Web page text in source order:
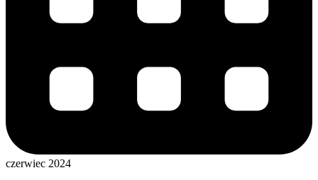
czerwiec 2024